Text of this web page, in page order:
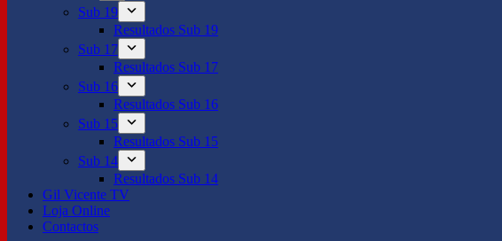
Sub 19
Resultados Sub 19
Sub 17
Resultados Sub 17
Sub 16
Resultados Sub 16
Sub 15
Resultados Sub 15
Sub 14
Resultados Sub 14
Gil Vicente TV
Loja Online
Contactos